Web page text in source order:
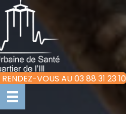
RENDEZ-VOUS AU 03 88 31 23 10